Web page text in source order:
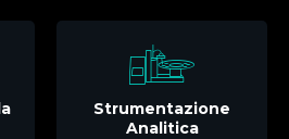
Strumentazione
Analitica